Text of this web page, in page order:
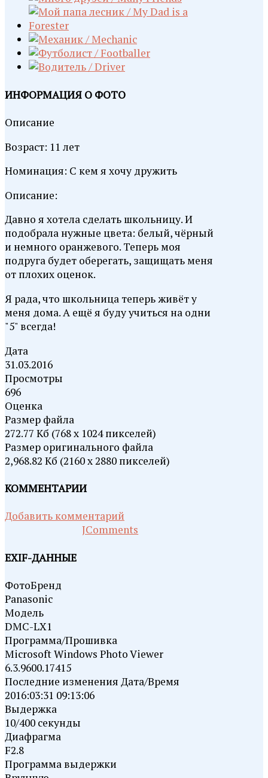
ИНФОРМАЦИЯ О ФОТО
Описание
Возраст: 11 лет
Номинация: С кем я хочу дружить
Описание:
Давно я хотела сделать школьницу. И
подобрала нужные цвета: белый, чёрный
и немного оранжевого. Теперь моя
подруга будет оберегать, защищать меня
от плохих оценок.
Я рада, что школьница теперь живёт у
меня дома. А ещё я буду учиться на одни
"5" всегда!
Дата
31.03.2016
Просмотры
696
Оценка
Размер файла
272.77 Кб (768 x 1024 пикселей)
Размер оригинального файла
2,968.82 Кб (2160 x 2880 пикселей)
КОММЕНТАРИИ
Добавить комментарий
JComments
EXIF-ДАННЫЕ
ФотоБренд
Panasonic
Модель
DMC-LX1
Программа/Прошивка
Microsoft Windows Photo Viewer
6.3.9600.17415
Последние изменения Дата/Время
2016:03:31 09:13:06
Выдержка
10/400 секунды
Диафрагма
F2.8
Программа выдержки